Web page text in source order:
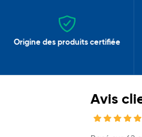
Origine des produits certifiée
Avis